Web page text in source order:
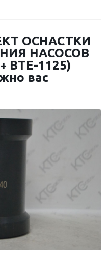
ОСНАСТКИ
НАСОСОВ
BTE-1125)
вас